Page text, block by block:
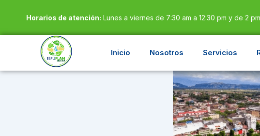
contenido
Horarios de atención: Lunes a viernes de 7:30 am a 12:30 pm y de 2
Inicio Nosotros Servicios